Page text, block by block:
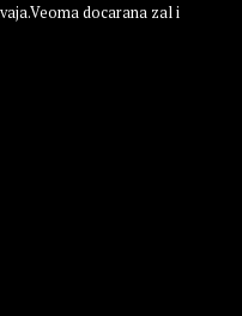
docarana zal i